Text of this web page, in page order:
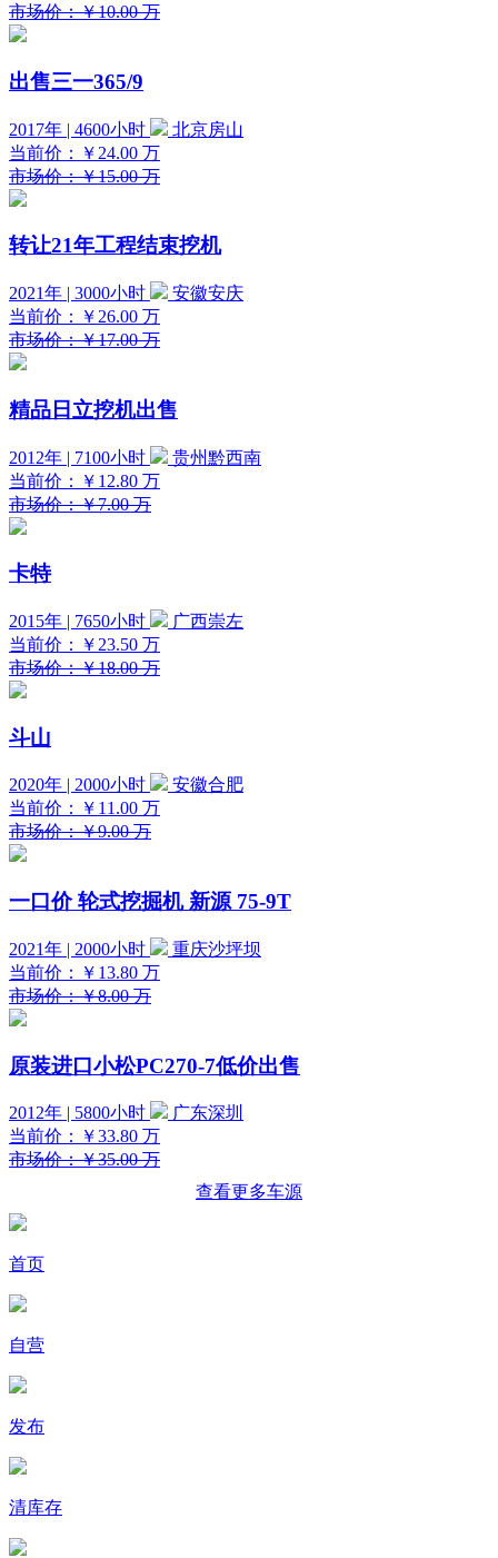
市场价：￥10.00 万
出售三一365/9
2017年 | 4600小时
北京房山
当前价：
￥24.00 万
市场价：￥15.00 万
转让21年工程结束挖机
2021年 | 3000小时
安徽安庆
当前价：
￥26.00 万
市场价：￥17.00 万
精品日立挖机出售
2012年 | 7100小时
贵州黔西南
当前价：
￥12.80 万
市场价：￥7.00 万
卡特
2015年 | 7650小时
广西崇左
当前价：
￥23.50 万
市场价：￥18.00 万
斗山
2020年 | 2000小时
安徽合肥
当前价：
￥11.00 万
市场价：￥9.00 万
一口价 轮式挖掘机 新源 75-9T
2021年 | 2000小时
重庆沙坪坝
当前价：
￥13.80 万
市场价：￥8.00 万
原装进口小松PC270-7低价出售
2012年 | 5800小时
广东深圳
当前价：
￥33.80 万
市场价：￥35.00 万
查看更多车源
首页
自营
发布
清库存